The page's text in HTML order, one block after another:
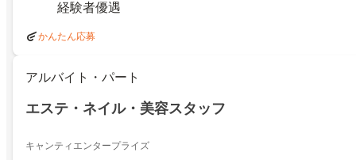
経験者優遇
かんたん応募
アルバイト・パート
エステ・ネイル・美容スタッフ
キャンティエンタープライズ